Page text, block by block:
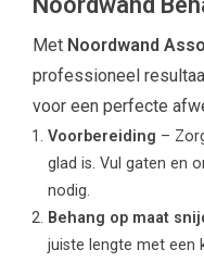
Met Noordwand
professioneel
voor een perfecte
Voorbereiding –
glad is. Vul gaten en
nodig.
Behang op maat
juiste lengte met een